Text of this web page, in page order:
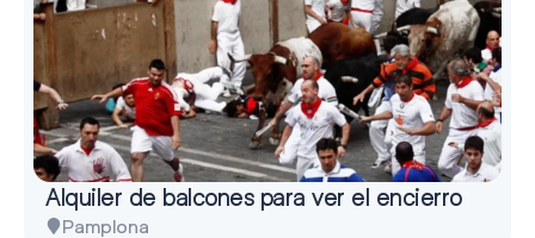
Alquiler de balcones para ver el encierro
Pamplona